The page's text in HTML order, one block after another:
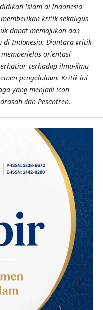
Islam di Indonesia
kritik sekaligus
dapat memajukan dan
di Indonesia. Diantara kritik
orientasi
terhadap ilmu-ilmu
pengelolaan. Kritik ini
yang menjadi icon
dan Pesantren.